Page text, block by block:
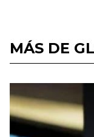
MÁS DE